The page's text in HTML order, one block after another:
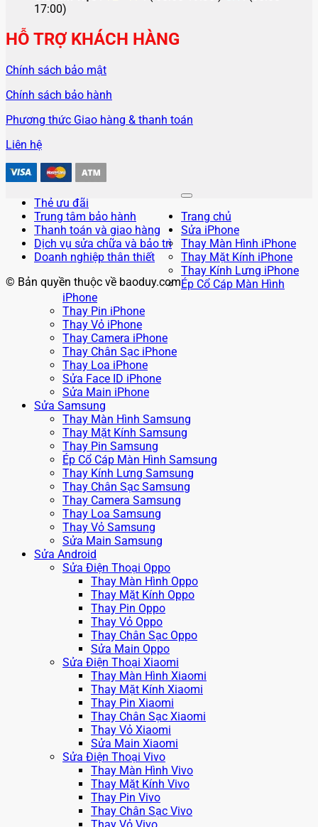
17:00)
HỖ TRỢ KHÁCH HÀNG
Chính sách bảo mật
Chính sách bảo hành
Phương thức Giao hàng & thanh toán
Liên hệ
Thẻ ưu đãi
Trung tâm bảo hành
Thanh toán và giao hàng
Dịch vụ sửa chữa và bảo trì
Doanh nghiệp thân thiết
© Bản quyền thuộc về baoduy.com
Trang chủ
Sửa iPhone
Thay Màn Hình iPhone
Thay Mặt Kính iPhone
Thay Kính Lưng iPhone
Ép Cổ Cáp Màn Hình
iPhone
Thay Pin iPhone
Thay Vỏ iPhone
Thay Camera iPhone
Thay Chân Sạc iPhone
Thay Loa iPhone
Sửa Face ID iPhone
Sửa Main iPhone
Sửa Samsung
Thay Màn Hình Samsung
Thay Mặt Kính Samsung
Thay Pin Samsung
Ép Cổ Cáp Màn Hình Samsung
Thay Kính Lưng Samsung
Thay Chân Sạc Samsung
Thay Camera Samsung
Thay Loa Samsung
Thay Vỏ Samsung
Sửa Main Samsung
Sửa Android
Sửa Điện Thoại Oppo
Thay Màn Hình Oppo
Thay Mặt Kính Oppo
Thay Pin Oppo
Thay Vỏ Oppo
Thay Chân Sạc Oppo
Sửa Main Oppo
Sửa Điện Thoại Xiaomi
Thay Màn Hình Xiaomi
Thay Mặt Kính Xiaomi
Thay Pin Xiaomi
Thay Chân Sạc Xiaomi
Thay Vỏ Xiaomi
Sửa Main Xiaomi
Sửa Điện Thoại Vivo
Thay Màn Hình Vivo
Thay Mặt Kính Vivo
Thay Pin Vivo
Thay Chân Sạc Vivo